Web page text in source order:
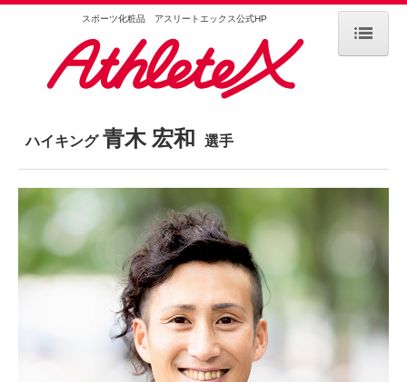
Home
AthleteXの使い方と肌へのこだわり
商品情報
サポート選手
阿部 速秀 選手
選手・お客様の声
スポーツ化粧品 アスリートエックス公式HP
ハイキング 青木 宏和 選手